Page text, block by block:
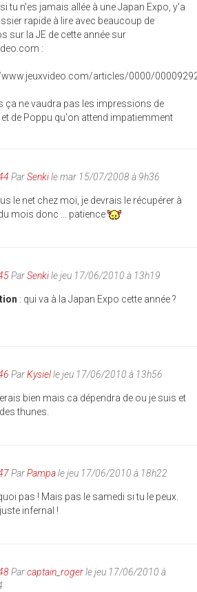
si tu n'es jamais allée à une Japan Expo, y'a
rapide à lire avec beaucoup de
sur la JE de cette année sur
:
articles/0000/
ça ne vaudra pas les impressions de
et de Poppu qu'on attend impatiemment
ParSenkile mar 15/07/2008 à 9h36
le net chez moi, je devrais le récupérer à
mois donc ... patience
ParSenkile jeu 17/06/2010 à 13h19
: qui va à la Japan Expo cette année ?
ParKysielle jeu 17/06/2010 à 13h56
bien mais ca dépendra de ou je suis et
thunes.
ParPampale jeu 17/06/2010 à 18h22
pas ! Mais pas le samedi si tu le peux.
infernal !
Parcaptain_rogerle jeu 17/06/2010 à